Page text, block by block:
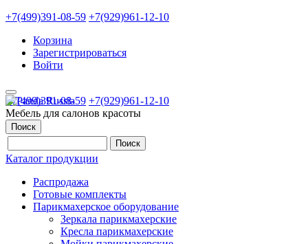
+7(499)391-08-59 +7(929)961-12-10
Корзина
Зарегистрироваться
Войти
+7(499)391-08-59 +7(929)961-12-10
Мебель для салонов красоты
Поиск
Каталог продукции
Распродажа
Готовые комплекты
Парикмахерское оборудование
Зеркала парикмахерские
Кресла парикмахерские